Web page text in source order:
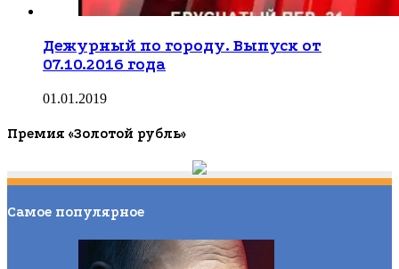
Дежурный по городу. Выпуск от
07.10.2016 года
01.01.2019
Премия «Золотой рубль»
Самое популярное